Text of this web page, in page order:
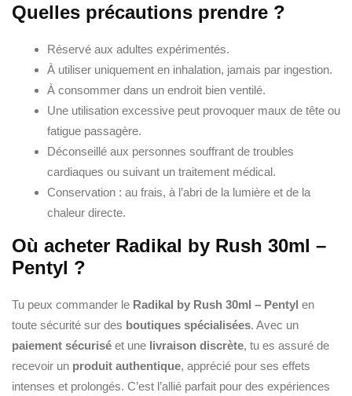
Quelles précautions prendre ?
Réservé aux adultes expérimentés.
À utiliser uniquement en inhalation, jamais par ingestion.
À consommer dans un endroit bien ventilé.
Une utilisation excessive peut provoquer maux de tête ou
fatigue passagère.
Déconseillé aux personnes souffrant de troubles
cardiaques ou suivant un traitement médical.
Conservation : au frais, à l’abri de la lumière et de la
chaleur directe.
Où acheter Radikal by Rush 30ml –
Pentyl ?
Tu peux commander le Radikal by Rush 30ml – Pentyl en
toute sécurité sur des boutiques spécialisées. Avec un
paiement sécurisé et une livraison discrète, tu es assuré de
recevoir un produit authentique, apprécié pour ses effets
intenses et prolongés. C’est l’allié parfait pour des expériences